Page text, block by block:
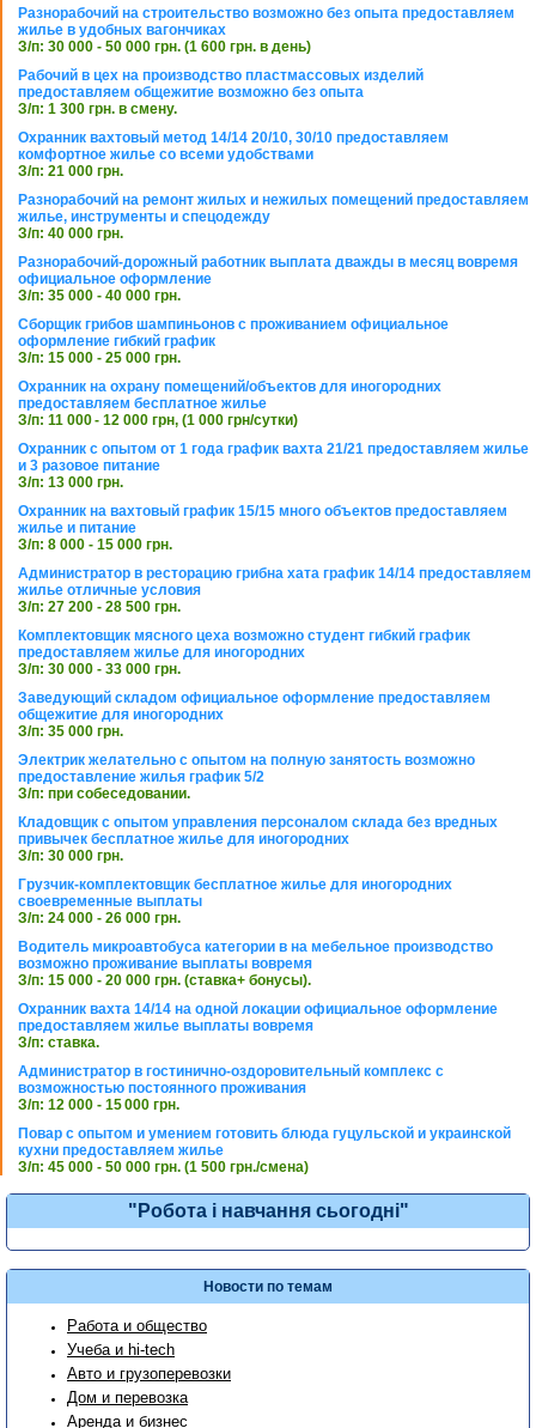
Разнорабочий на строительство возможно без опыта предоставляем
жилье в удобных вагончиках
З/п: 30 000 - 50 000 грн. (1 600 грн. в день)
Рабочий в цех на производство пластмассовых изделий
предоставляем общежитие возможно без опыта
З/п: 1 300 грн. в смену.
Охранник вахтовый метод 14/14 20/10, 30/10 предоставляем
комфортное жилье со всеми удобствами
З/п: 21 000 грн.
Разнорабочий на ремонт жилых и нежилых помещений предоставляем
жилье, инструменты и спецодежду
З/п: 40 000 грн.
Разнорабочий-дорожный работник выплата дважды в месяц вовремя
официальное оформление
З/п: 35 000 - 40 000 грн.
Сборщик грибов шампиньонов с проживанием официальное
оформление гибкий график
З/п: 15 000 - 25 000 грн.
Охранник на охрану помещений/объектов для иногородних
предоставляем бесплатное жилье
З/п: 11 000 - 12 000 грн, (1 000 грн/сутки)
Охранник с опытом от 1 года график вахта 21/21 предоставляем жилье
и 3 разовое питание
З/п: 13 000 грн.
Охранник на вахтовый график 15/15 много объектов предоставляем
жилье и питание
З/п: 8 000 - 15 000 грн.
Администратор в ресторацию грибна хата график 14/14 предоставляем
жилье отличные условия
З/п: 27 200 - 28 500 грн.
Комплектовщик мясного цеха возможно студент гибкий график
предоставляем жилье для иногородних
З/п: 30 000 - 33 000 грн.
Заведующий складом официальное оформление предоставляем
общежитие для иногородних
З/п: 35 000 грн.
Электрик желательно с опытом на полную занятость возможно
предоставление жилья график 5/2
З/п: при собеседовании.
Кладовщик с опытом управления персоналом склада без вредных
привычек бесплатное жилье для иногородних
З/п: 30 000 грн.
Грузчик-комплектовщик бесплатное жилье для иногородних
своевременные выплаты
З/п: 24 000 - 26 000 грн.
Водитель микроавтобуса категории в на мебельное производство
возможно проживание выплаты вовремя
З/п: 15 000 - 20 000 грн. (ставка+ бонусы).
Охранник вахта 14/14 на одной локации официальное оформление
предоставляем жилье выплаты вовремя
З/п: ставка.
Администратор в гостинично-оздоровительный комплекс с
возможностью постоянного проживания
З/п: 12 000 - 15 000 грн.
Повар с опытом и умением готовить блюда гуцульской и украинской
кухни предоставляем жилье
З/п: 45 000 - 50 000 грн. (1 500 грн./смена)
"Робота і навчання сьогодні"
Новости по темам
Работа и общество
Учеба и hi-tech
Авто и грузоперевозки
Дом и перевозка
Аренда и бизнес